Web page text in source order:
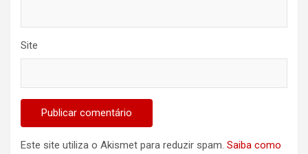
Site
Este site utiliza o Akismet para reduzir spam. Saiba como